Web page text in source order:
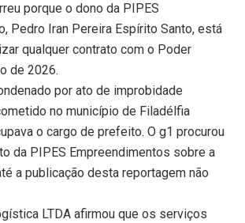
porque o dono da PIPES
Pedro Iran Pereira Espírito Santo, está
qualquer contrato com o Poder
de 2026.
por ato de improbidade
no município de Filadélfia
o cargo de prefeito. O g1 procurou
da PIPES Empreendimentos sobre a
a publicação desta reportagem não
LTDA afirmou que os serviços